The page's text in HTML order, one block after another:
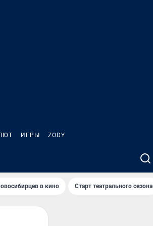
ИГРЫ ZODY
в кино Старт театрального сезона